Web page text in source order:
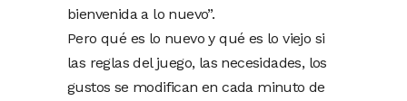
bienvenida a lo nuevo”.
Pero qué es lo nuevo y qué es lo viejo si
las reglas del juego, las necesidades, los
gustos se modifican en cada minuto de